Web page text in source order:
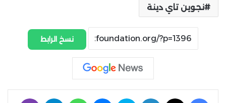
نجوين تاي دينة
نسخ الرابط
فيسبوك لينكدإن سكايب ماسنجر واتساب تيلقرام